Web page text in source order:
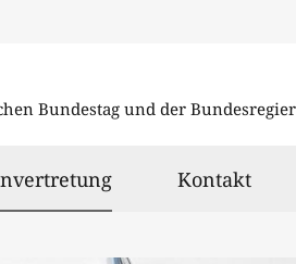
Bundestag und der
ausgewählt
Kontakt